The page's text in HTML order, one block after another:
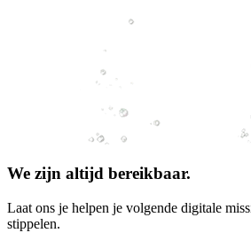
We zijn altijd bereikbaar.
Laat ons je helpen je volgende digitale
stippelen.